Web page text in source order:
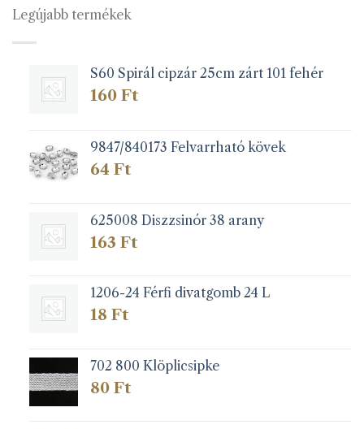
Legújabb termékek
S60 Spirál cipzár 25cm zárt 101 fehér
160 Ft
9847/840173 Felvarrható kövek
64 Ft
625008 Diszzsinór 38 arany
163 Ft
1206-24 Férfi divatgomb 24 L
18 Ft
702 800 Klöplicsipke
80 Ft